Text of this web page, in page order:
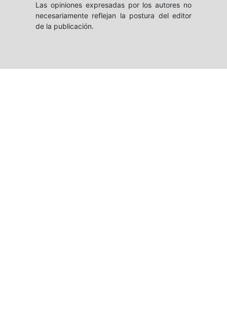
Las opiniones expresadas por los autores no
necesariamente reflejan la postura del editor
de la publicación.